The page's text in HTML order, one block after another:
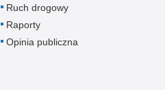
Ruch drogowy
Raporty
Opinia publiczna